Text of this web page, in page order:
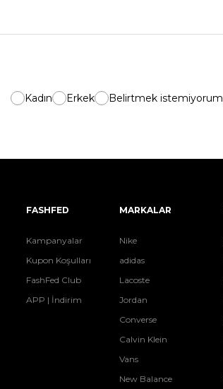
Kadın Erkek Belirtmek istemiyorum
FASHFED
Kampanyalar
Kupon Koşulları
FashFed Club
APP | İndirim
MARKALAR
Nike
adidas
Lacoste
Jordan
Converse
Calvin Klein
Vans
New Balance